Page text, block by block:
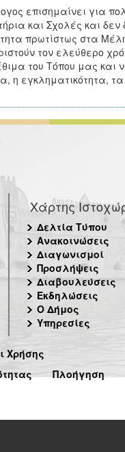
επισημαίνει για
και Σχολές και
πρωτίστως στα
τον ελεύθερο
του Τόπου μας
η εγκληματικότητα,
Χάρτης
Δελτία Τύπου
Ανακοινώσεις
Διαγωνισμοί
Προσλήψεις
Διαβουλεύσεις
Εκδηλώσεις
Ο Δήμος
Υπηρεσίες
Χρήσης
Πλοήγηση